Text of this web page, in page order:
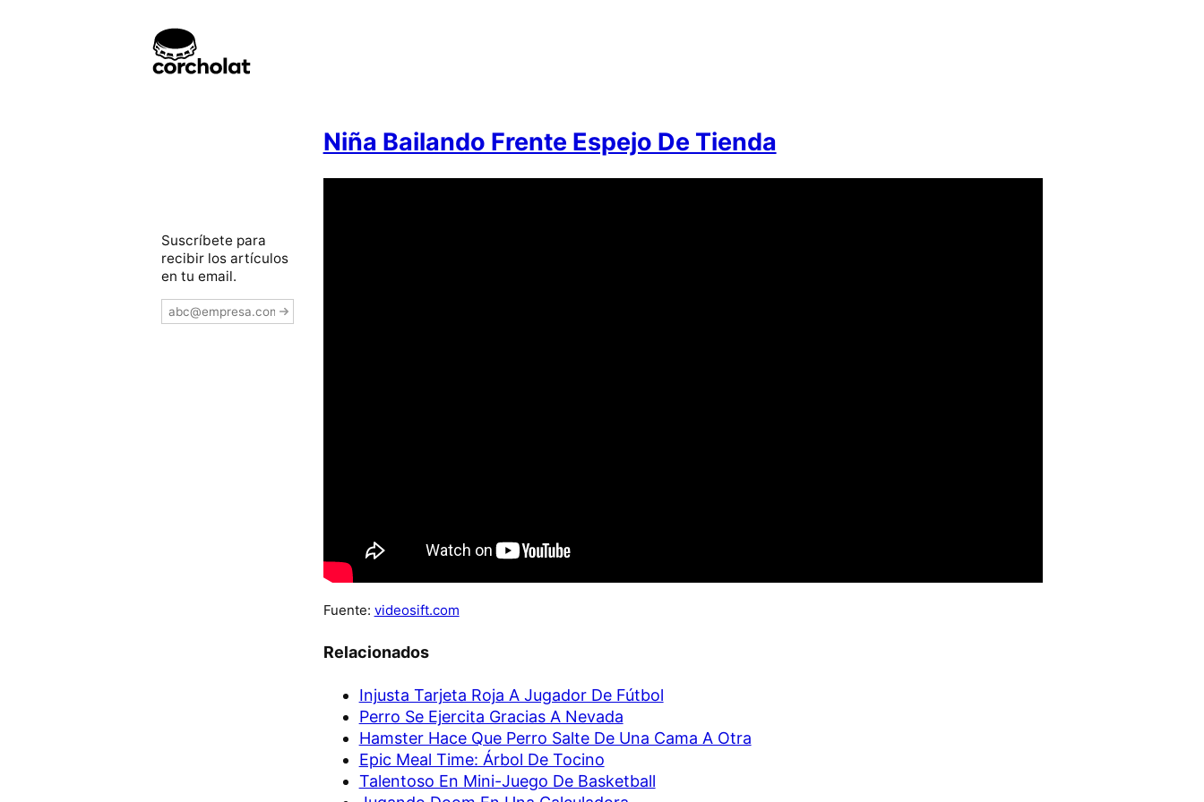
Niña Bailando Frente Espejo De Tienda
Fuente: videosift.com
Relacionados
Injusta Tarjeta Roja A Jugador De Fútbol
Perro Se Ejercita Gracias A Nevada
Hamster Hace Que Perro Salte De Una Cama A Otra
Epic Meal Time: Árbol De Tocino
Talentoso En Mini-Juego De Basketball
Suscríbete para
recibir los artículos
en tu email.